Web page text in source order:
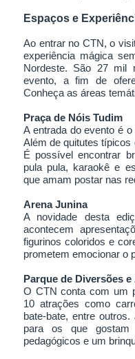
Espaços e
Ao entrar no CTN, o
experiência mágica
Nordeste. São 27 mil
evento, a fim de
Conheça as áreas
Praça de Nóis Tudim
A entrada do evento é
Além de quitutes típicos
É possível encontrar
pula pula, karaokê e
que amam postar nas
Arena Junina
A novidade desta
acontecem
figurinos coloridos e
prometem emocionar o
Parque de Diversões
O CTN conta com um
10 atrações como
bate-bate, entre
para os que gostam
pedagógicos e um